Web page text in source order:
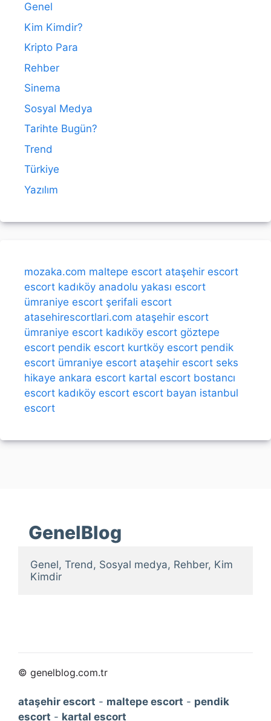
Genel
Kim Kimdir?
Kripto Para
Rehber
Sinema
Sosyal Medya
Tarihte Bugün?
Trend
Türkiye
Yazılım
mozaka.com maltepe escort ataşehir escort
escort kadıköy anadolu yakası escort
ümraniye escort şerifali escort
atasehirescortlari.com ataşehir escort
ümraniye escort kadıköy escort göztepe
escort pendik escort kurtköy escort pendik
escort ümraniye escort ataşehir escort seks
hikaye ankara escort kartal escort bostancı
escort kadıköy escort escort bayan istanbul
escort
GenelBlog
Genel, Trend, Sosyal medya, Rehber, Kim
Kimdir
© genelblog.com.tr
ataşehir escort - maltepe escort - pendik
escort - kartal escort